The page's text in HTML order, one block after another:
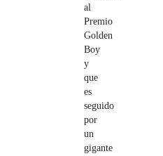
al
Premio
Golden
Boy
y
que
es
seguido
por
un
gigante